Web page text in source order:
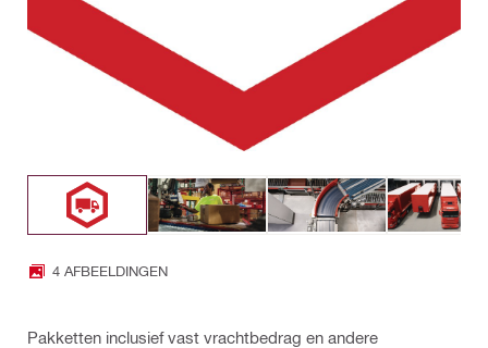
4 AFBEELDINGEN
Pakketten inclusief vast vrachtbedrag en andere